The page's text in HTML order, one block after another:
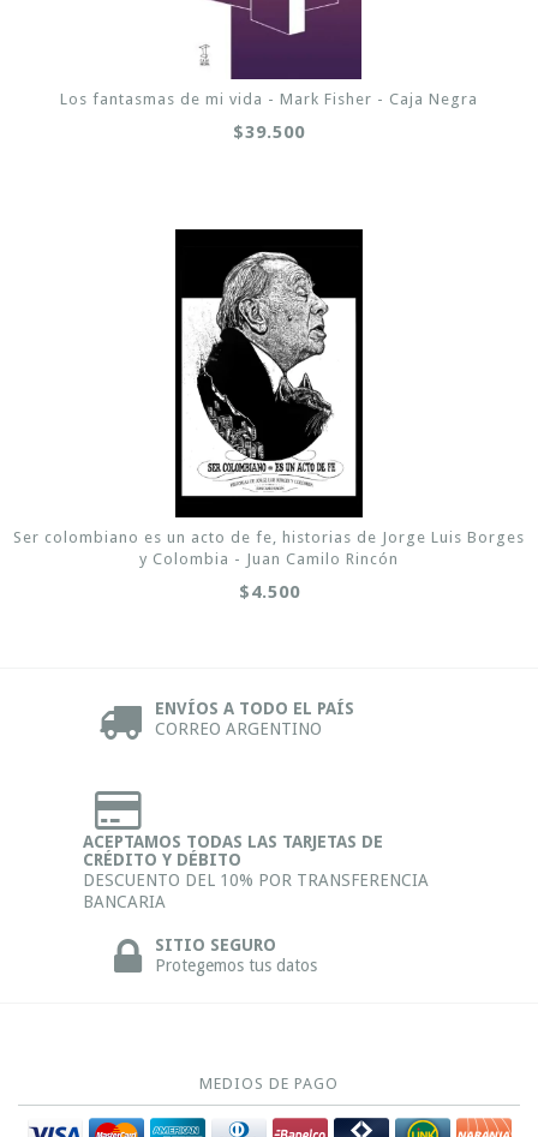
Los fantasmas de mi vida - Mark Fisher - Caja Negra
$39.500
Ser colombiano es un acto de fe, historias de Jorge Luis Borges
y Colombia - Juan Camilo Rincón
$4.500
ENVÍOS A TODO EL PAÍS
CORREO ARGENTINO
ACEPTAMOS TODAS LAS TARJETAS DE
CRÉDITO Y DÉBITO
DESCUENTO DEL 10% POR TRANSFERENCIA
BANCARIA
SITIO SEGURO
Protegemos tus datos
MEDIOS DE PAGO